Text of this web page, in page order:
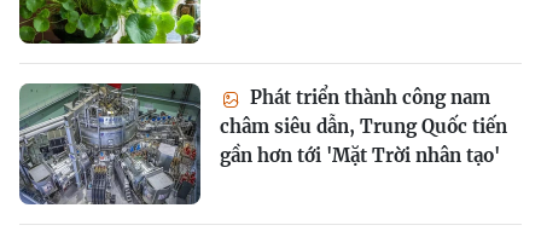
Phát triển thành công nam
châm siêu dẫn, Trung Quốc tiến
gần hơn tới 'Mặt Trời nhân tạo'